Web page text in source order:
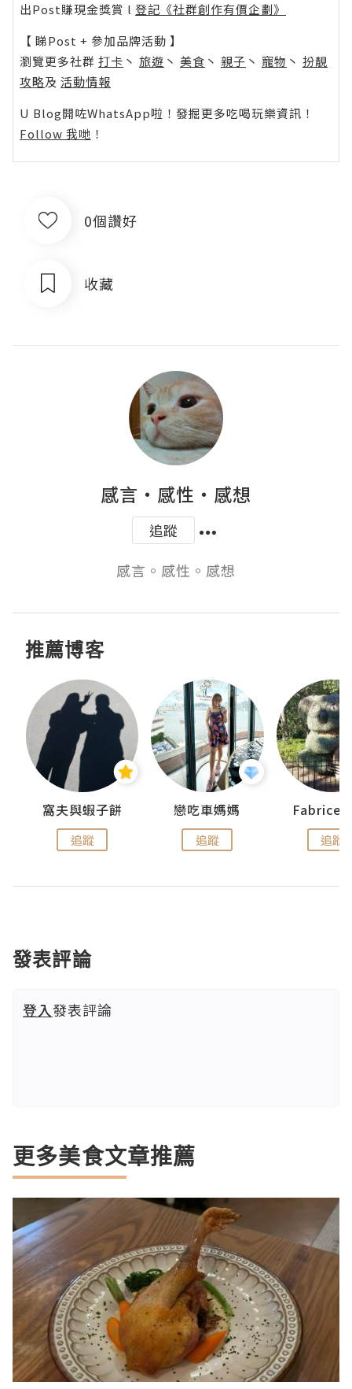
出Post賺現金獎賞 l 登記《社群創作有價企劃》
【 睇Post + 參加品牌活動 】
瀏覽更多社群 打卡 丶 旅遊 丶 美食 丶 親子 丶 寵物 丶 扮靚
攻略及 活動情報
U Blog開咗WhatsApp啦！發掘更多吃喝玩樂資訊！
Follow 我哋 ！
0個讚好
收藏
感言‧感性‧感想
追蹤
感言。感性。感想
推薦博客
窩夫與蝦子餅
追蹤
戀吃車媽媽
追蹤
Fabrice
追蹤
發表評論
登入發表評論
更多美食文章推薦